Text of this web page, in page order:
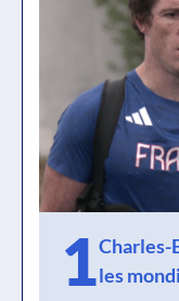
1Charles-
les